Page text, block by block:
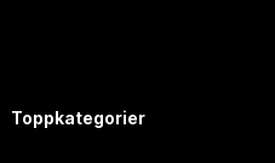
Toppkategorier